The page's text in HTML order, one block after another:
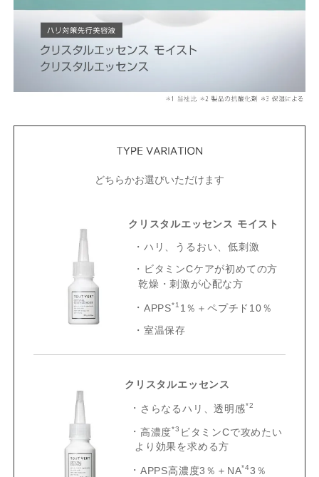
どちらかお選びいただけます
クリスタルエッセンス モイスト
ハリ、うるおい、低刺激
ビタミンCケアが初めての方
乾燥・刺激が心配な方
APPS*1 1％＋ペプチド10％
室温保存
クリスタルエッセンス
さらなるハリ、透明感*2
高濃度*3 ビタミンCで攻めたい
より効果を求める方
APPS高濃度3％＋NA*43％